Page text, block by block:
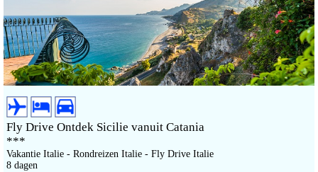
Fly Drive Ontdek Sicilie vanuit Catania
***
Vakantie Italie - Rondreizen Italie - Fly Drive Italie
8 dagen